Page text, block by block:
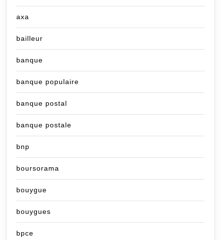
axa
bailleur
banque
banque populaire
banque postal
banque postale
bnp
boursorama
bouygue
bouygues
bpce